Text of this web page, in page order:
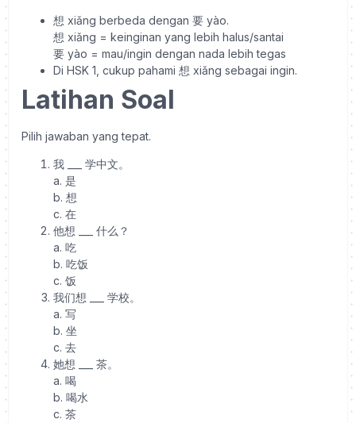
想 xiǎng berbeda dengan 要 yào.
想 xiǎng = keinginan yang lebih halus/santai
要 yào = mau/ingin dengan nada lebih tegas
Di HSK 1, cukup pahami 想 xiǎng sebagai ingin.
Latihan Soal
Pilih jawaban yang tepat.
我 ___ 学中文。
a. 是
b. 想
c. 在
他想 ___ 什么？
a. 吃
b. 吃饭
c. 饭
我们想 ___ 学校。
a. 写
b. 坐
c. 去
她想 ___ 茶。
a. 喝
b. 喝水
c. 茶